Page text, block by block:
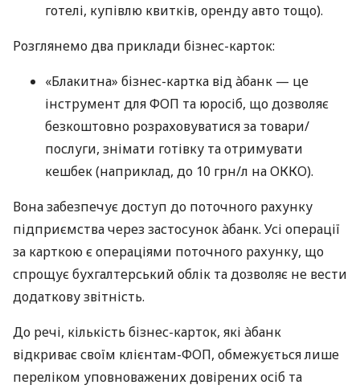
готелі, купівлю квитків, оренду авто тощо).
Розглянемо два приклади бізнес-карток:
«Блакитна» бізнес-картка від àбанк — це
інструмент для ФОП та юросіб, що дозволяє
безкоштовно розраховуватися за товари/
послуги, знімати готівку та отримувати
кешбек (наприклад, до 10 грн/л на ОККО).
Вона забезпечує доступ до поточного рахунку
підприємства через застосунок àбанк. Усі операції
за карткою є операціями поточного рахунку, що
спрощує бухгалтерський облік та дозволяє не вести
додаткову звітність.
До речі, кількість бізнес-карток, які àбанк
відкриває своїм клієнтам-ФОП, обмежується лише
переліком уповноважених довірених осіб та